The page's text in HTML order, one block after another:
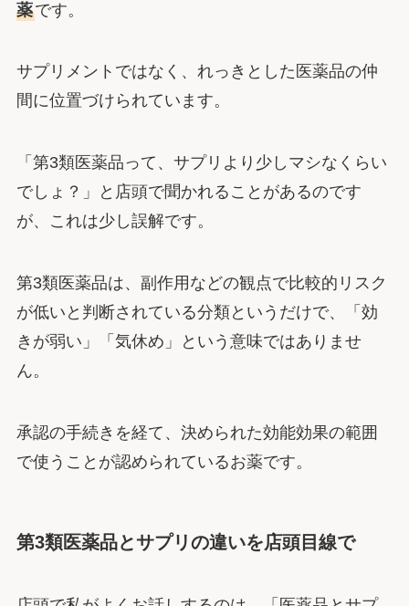
薬です。
サプリメントではなく、れっきとした医薬品の仲
間に位置づけられています。
「第3類医薬品って、サプリより少しマシなくらい
でしょ？」と店頭で聞かれることがあるのです
が、これは少し誤解です。
第3類医薬品は、副作用などの観点で比較的リスク
が低いと判断されている分類というだけで、「効
きが弱い」「気休め」という意味ではありませ
ん。
承認の手続きを経て、決められた効能効果の範囲
で使うことが認められているお薬です。
第3類医薬品とサプリの違いを店頭目線で